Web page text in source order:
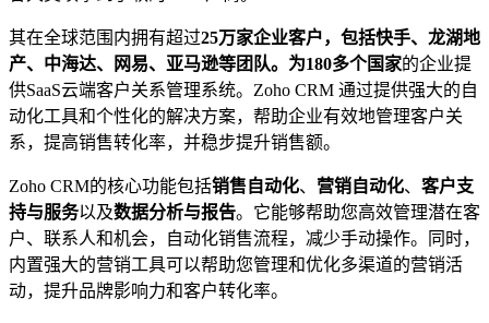
其在全球范围内拥有超过25万家企业客户，包括快手、龙湖地
产、中海达、网易、亚马逊等团队。为180多个国家的企业提
供SaaS云端客户关系管理系统。Zoho CRM 通过提供强大的自
动化工具和个性化的解决方案，帮助企业有效地管理客户关
系，提高销售转化率，并稳步提升销售额。
Zoho CRM的核心功能包括销售自动化、 营销自动化、 客户支
持与服务以及数据分析与报告。它能够帮助您高效管理潜在客
户、联系人和机会，自动化销售流程，减少手动操作。同时，
内置强大的营销工具可以帮助您管理和优化多渠道的营销活
动，提升品牌影响力和客户转化率。